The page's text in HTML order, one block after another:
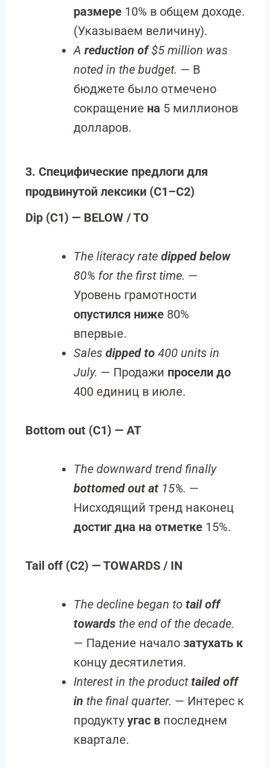
размере 10% в общем доходе.
(Указываем величину).
A reduction of$5 million was
noted in the budget. — В
бюджете было отмечено
сокращение на 5 миллионов
долларов.
3. Специфические предлоги для
продвинутой лексики (C1–C2)
Dip (C1) — BELOW / TO
The literacy rate dipped below
80% for the first time. —
Уровень грамотности
опустился ниже 80%
впервые.
Sales dipped to 400 units in
July. — Продажи просели до
400 единиц в июле.
Bottom out (C1) — AT
The downward trend finally
bottomed out at 15%. —
Нисходящий тренд наконец
достиг дна на отметке 15%.
Tail off (C2) — TOWARDS / IN
The decline began to tail off
towards the end of the decade.
— Падение начало затухать к
концу десятилетия.
Interest in the producttailed off
in the final quarter. — Интерес к
продукту угас в последнем
квартале.